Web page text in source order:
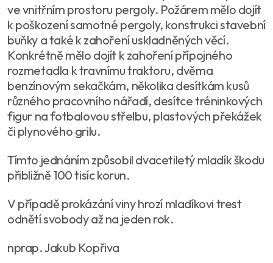
ve vnitřním prostoru pergoly. Požárem mělo dojít
k poškození samotné pergoly, konstrukci stavební
buňky a také k zahoření uskladněných věcí.
Konkrétně mělo dojít k zahoření přípojného
rozmetadla k travnímu traktoru, dvěma
benzínovým sekačkám, několika desítkám kusů
různého pracovního nářadí, desítce tréninkových
figur na fotbalovou střelbu, plastových překážek
či plynového grilu.
Tímto jednáním způsobil dvacetiletý mladík škodu
přibližně 100 tisíc korun.
V případě prokázání viny hrozí mladíkovi trest
odnětí svobody až na jeden rok.
nprap. Jakub Kopřiva